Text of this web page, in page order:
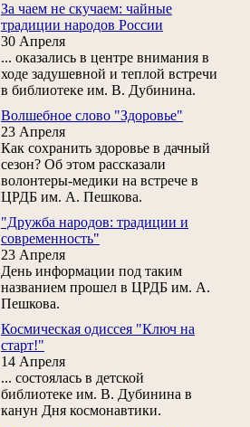
За чаем не скучаем: чайные
традиции народов России
30 Апреля
... оказались в центре внимания в
ходе задушевной и теплой встречи
в библиотеке им. В. Дубинина.
Волшебное слово "Здоровье"
23 Апреля
Как сохранить здоровье в дачный
сезон? Об этом рассказали
волонтеры-медики на встрече в
ЦРДБ им. А. Пешкова.
"Дружба народов: традиции и
современность"
23 Апреля
День информации под таким
названием прошел в ЦРДБ им. А.
Пешкова.
Космическая одиссея "Ключ на
старт!"
14 Апреля
... состоялась в детской
библиотеке им. В. Дубинина в
канун Дня космонавтики.